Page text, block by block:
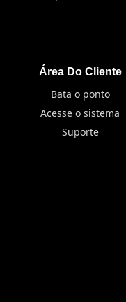
Área Do Cliente
Bata o ponto
Acesse o sistema
Suporte